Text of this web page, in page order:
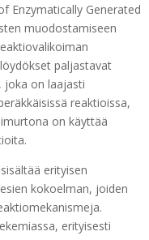
Enzymatically Generated
muodostamiseen
paljastavat
joka on laajasti
reaktioissa,
on käyttää
erityisen
kokoelman, joiden
erityisesti